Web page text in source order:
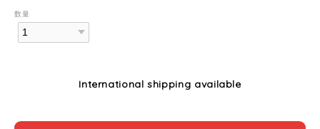
数量
International shipping available